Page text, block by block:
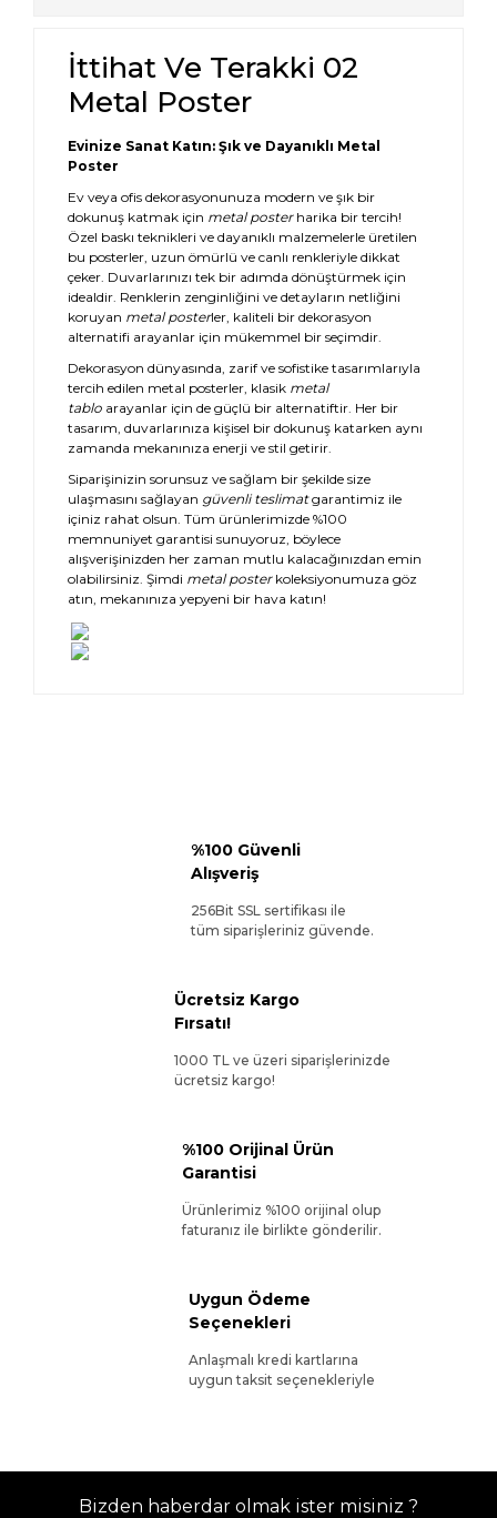
İttihat Ve Terakki 02
Metal Poster
Evinize Sanat Katın: Şık ve Dayanıklı Metal
Poster
Ev veya ofis dekorasyonunuza modern ve şık bir
dokunuş katmak için metal posterharika bir tercih!
Özel baskı teknikleri ve dayanıklı malzemelerle üretilen
bu posterler, uzun ömürlü ve canlı renkleriyle dikkat
çeker. Duvarlarınızı tek bir adımda dönüştürmek için
idealdir. Renklerin zenginliğini ve detayların netliğini
koruyan metal posterler, kaliteli bir dekorasyon
alternatifi arayanlar için mükemmel bir seçimdir.
Dekorasyon dünyasında, zarif ve sofistike tasarımlarıyla
tercih edilen metal posterler, klasik metal
tablo arayanlar için de güçlü bir alternatiftir. Her bir
tasarım, duvarlarınıza kişisel bir dokunuş katarken aynı
zamanda mekanınıza enerji ve stil getirir.
Siparişinizin sorunsuz ve sağlam bir şekilde size
ulaşmasını sağlayan güvenli teslimatgarantimiz ile
içiniz rahat olsun. Tüm ürünlerimizde %100
memnuniyet garantisi sunuyoruz, böylece
alışverişinizden her zaman mutlu kalacağınızdan emin
olabilirsiniz. Şimdi metal posterkoleksiyonumuza göz
atın, mekanınıza yepyeni bir hava katın!
%100 Güvenli
Alışveriş
256Bit SSL sertifikası ile
tüm siparişleriniz güvende.
Ücretsiz Kargo
Fırsatı!
1000 TL ve üzeri siparişlerinizde
ücretsiz kargo!
%100 Orijinal Ürün
Garantisi
Ürünlerimiz %100 orijinal olup
faturanız ile birlikte gönderilir.
Uygun Ödeme
Seçenekleri
Anlaşmalı kredi kartlarına
uygun taksit seçenekleriyle
Bizden haberdar olmak ister misiniz ?